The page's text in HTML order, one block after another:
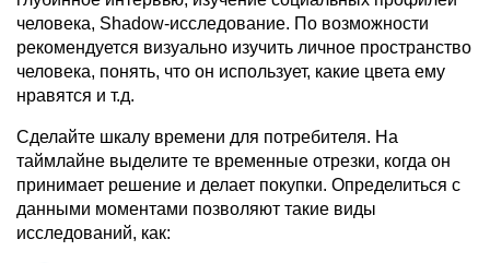
человека, Shadow-исследование. По возможности
рекомендуется визуально изучить личное пространство
человека, понять, что он использует, какие цвета ему
нравятся и т.д.
Сделайте шкалу времени для потребителя. На
таймлайне выделите те временные отрезки, когда он
принимает решение и делает покупки. Определиться с
данными моментами позволяют такие виды
исследований, как: